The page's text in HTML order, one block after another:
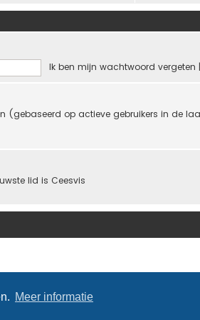
Meer informatie
Ik ben mijn wachtwoord vergeten |
(gebaseerd op actieve gebruikers in de
lid is Ceesvis